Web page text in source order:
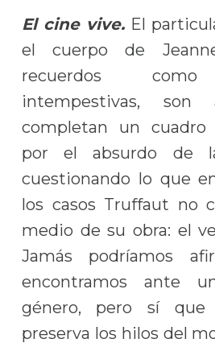
El cine vive.El
el cuerpo de
recuerdos como
intempestivas, son
completan un cuadro
por el absurdo de
cuestionando lo que
los casos Truffaut no
medio de su obra: el
Jamás podríamos
encontramos ante
género, pero sí que
preserva los hilos del